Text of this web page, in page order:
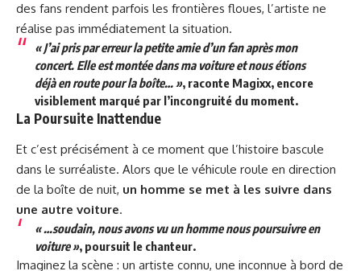
des fans rendent parfois les frontières floues, l’artiste ne
réalise pas immédiatement la situation.
« J’ai pris par erreur lapetite amied’un fan après mon
concert. Elle est montée dans ma voiture et nous étions
déjà en route pour la boîte… », raconte Magixx, encore
visiblement marqué par l’incongruité du moment.
La Poursuite Inattendue
Et c’est précisément à ce moment que l’histoire bascule
dans le surréaliste. Alors que le véhicule roule en direction
de la boîte de nuit, un homme se met à les suivre dans
une autre voiture.
« …soudain, nous avons vu un homme nous poursuivre en
voiture », poursuit le chanteur.
Imaginez la scène : un artiste connu, une inconnue à bord de